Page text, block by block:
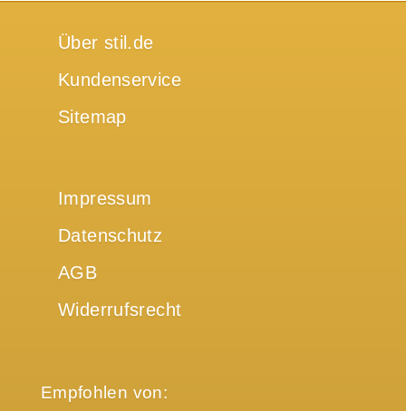
Über stil.de
Kundenservice
Sitemap
Impressum
Datenschutz
AGB
Widerrufsrecht
Empfohlen von: